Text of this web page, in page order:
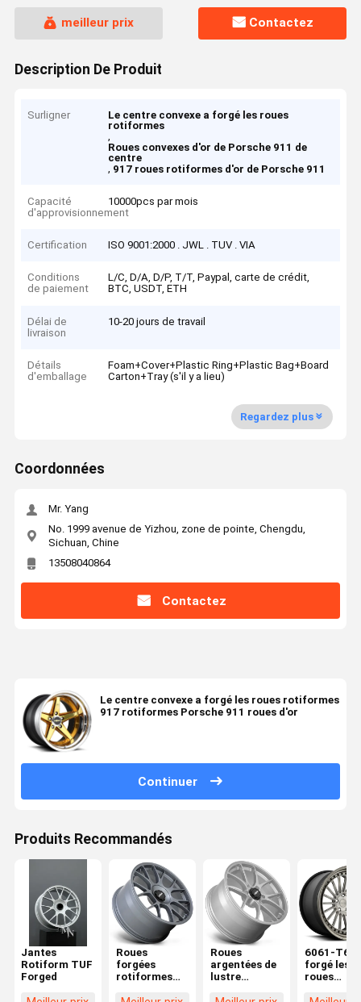
meilleur prix Contactez
Description De Produit
Surligner
Le centre convexe a forgé les roues
rotiformes
,
Roues convexes d'or de Porsche 911 de
centre
, 917 roues rotiformes d'or de Porsche 911
Capacité
d'approvisionnement
10000pcs par mois
Certification ISO 9001:2000 . JWL . TUV . VIA
Conditions
de paiement
L/C, D/A, D/P, T/T, Paypal, carte de crédit,
BTC, USDT, ETH
Délai de
livraison
10-20 jours de travail
Détails
d'emballage
Foam+Cover+Plastic Ring+Plastic Bag+Board
Carton+Tray (s'il y a lieu)
Regardez plus
Coordonnées
Mr. Yang
No. 1999 avenue de Yizhou, zone de pointe, Chengdu,
Sichuan, Chine
13508040864
Contactez
Le centre convexe a forgé les roues rotiformes
917 rotiformes Porsche 911 roues d'or
Continuer
Produits Recommandés
Jantes
Rotiform TUF
Forged
Roues
forgées
rotiformes
Roues
argentées de
lustre
6061-T6 a
forgé les
roues